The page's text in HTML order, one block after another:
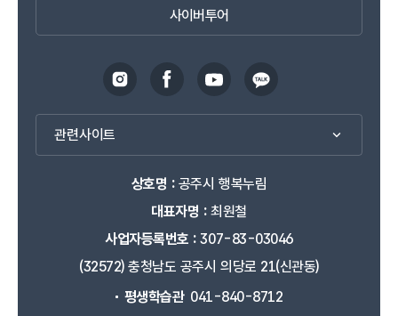
사이버투어
관련사이트
상호명 :공주시 행복누림
대표자명 :최원철
사업자등록번호 :307-83-03046
(32572) 충청남도 공주시 의당로 21(신관동)
평생학습관 041-840-8712